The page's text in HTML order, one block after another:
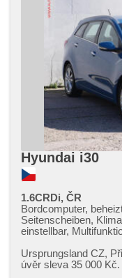
Hyundai i30
1.6CRDi, ČR
Bordcomputer,
Seitenscheiben,
einstellbar,
Handgetriebe, El.
Zentralverriegelung
Ursprungsland CZ,​
úvěr sleva 35 000